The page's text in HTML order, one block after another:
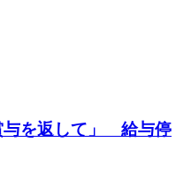
与を返して」 給与停